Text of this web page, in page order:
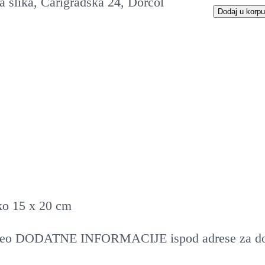
u
,
Dodaj u korpu
15 x 20 cm
DODATNE INFORMACIJE ispod adrese za